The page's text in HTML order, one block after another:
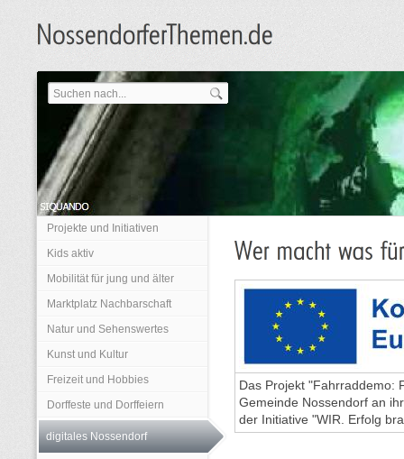
Projekte und Initiativen
Kids aktiv
Mobilität für jung und älter
Marktplatz Nachbarschaft
Natur und Sehenswertes
Kunst und Kultur
Freizeit und Hobbies
Dorffeste und Dorffeiern
digitales Nossendorf
Das Projekt "Fahrraddemo:
Gemeinde Nossendorf an
der Initiative "WIR. Erfolg